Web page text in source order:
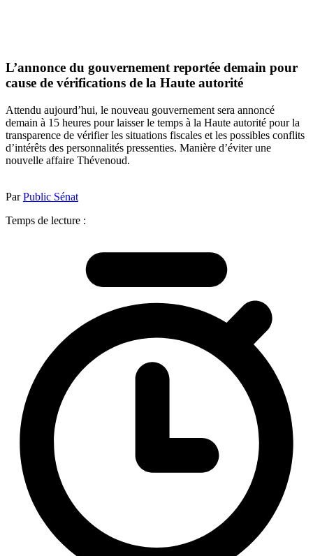
L’annonce du gouvernement reportée demain pour
cause de vérifications de la Haute autorité
Attendu aujourd’hui, le nouveau gouvernement sera annoncé
demain à 15 heures pour laisser le temps à la Haute autorité pour la
transparence de vérifier les situations fiscales et les possibles conflits
d’intérêts des personnalités pressenties. Manière d’éviter une
nouvelle affaire Thévenoud.
ParPublic Sénat
Temps de lecture :